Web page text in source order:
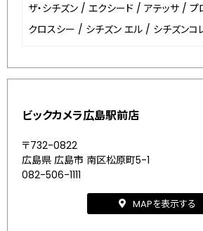
ザ・シチズン / エクシード / アテッサ / プ
クロスシー / シチズン エル / シチズンコ
ビックカメラ広島駅前店
〒732-0822
広島県 広島市 南区松原町5-1
082-506-1111
MAPを表示する